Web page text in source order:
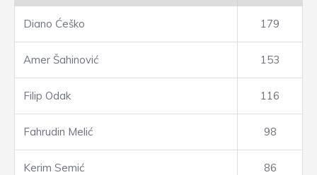
Diano Ćeško 179
Amer Šahinović 153
Filip Odak 116
Fahrudin Melić 98
Kerim Semić 86